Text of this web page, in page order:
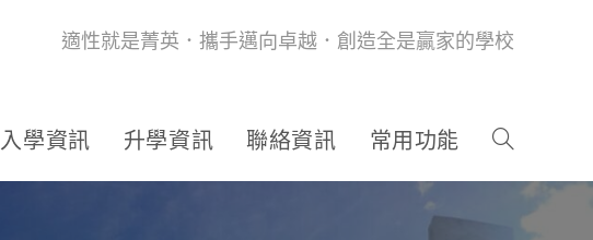
適性就是菁英．攜手邁向卓越．創造全是贏家的學校
入學資訊 升學資訊 聯絡資訊 常用功能